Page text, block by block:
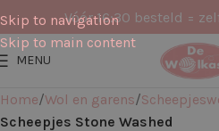
Skip to navigation
Skip to main content
Vóór 16:30 besteld =
MENU
Home Wol en garens
Scheepjes Stone Washed